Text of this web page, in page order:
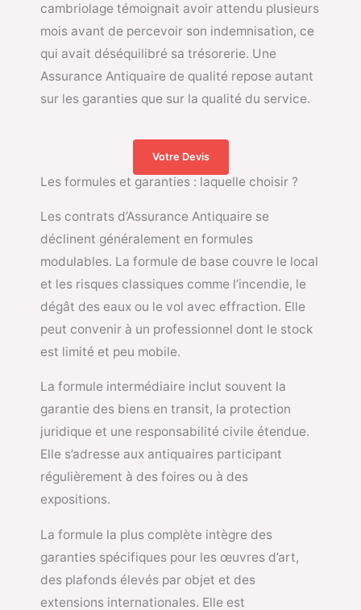
cambriolage témoignait avoir attendu plusieurs
mois avant de percevoir son indemnisation, ce
qui avait déséquilibré sa trésorerie. Une
Assurance Antiquaire de qualité repose autant
sur les garanties que sur la qualité du service.
Votre Devis
Les formules et garanties : laquelle choisir ?
Les contrats d’Assurance Antiquaire se
déclinent généralement en formules
modulables. La formule de base couvre le local
et les risques classiques comme l’incendie, le
dégât des eaux ou le vol avec effraction. Elle
peut convenir à un professionnel dont le stock
est limité et peu mobile.
La formule intermédiaire inclut souvent la
garantie des biens en transit, la protection
juridique et une responsabilité civile étendue.
Elle s’adresse aux antiquaires participant
régulièrement à des foires ou à des
expositions.
La formule la plus complète intègre des
garanties spécifiques pour les œuvres d’art,
des plafonds élevés par objet et des
extensions internationales. Elle est